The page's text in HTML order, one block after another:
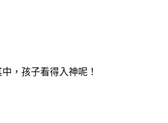
，孩子看得入神呢！